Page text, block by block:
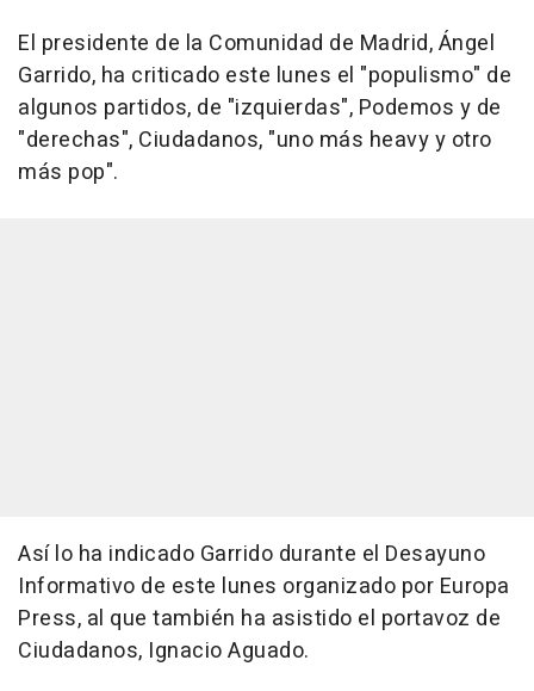
El presidente de la Comunidad de Madrid, Ángel
Garrido, ha criticado este lunes el "populismo" de
algunos partidos, de "izquierdas", Podemos y de
"derechas", Ciudadanos, "uno más heavy y otro
más pop".
Así lo ha indicado Garrido durante el Desayuno
Informativo de este lunes organizado por Europa
Press, al que también ha asistido el portavoz de
Ciudadanos, Ignacio Aguado.